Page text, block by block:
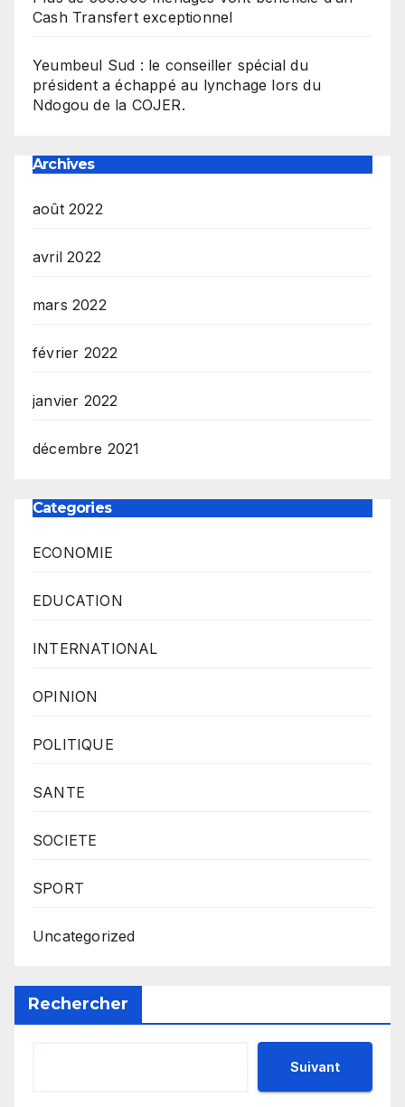
Cash Transfert exceptionnel
Yeumbeul Sud : le conseiller spécial du
président a échappé au lynchage lors du
Ndogou de la COJER.
Archives
août 2022
avril 2022
mars 2022
février 2022
janvier 2022
décembre 2021
Categories
ECONOMIE
EDUCATION
INTERNATIONAL
OPINION
POLITIQUE
SANTE
SOCIETE
SPORT
Uncategorized
Rechercher
Suivant